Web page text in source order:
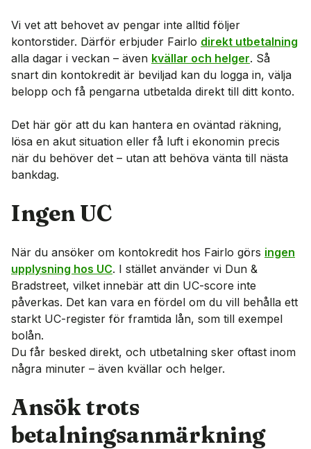
Vi vet att behovet av pengar inte alltid följer
kontorstider. Därför erbjuder Fairlo direkt utbetalning
alla dagar i veckan – även kvällar och helger. Så
snart din kontokredit är beviljad kan du logga in, välja
belopp och få pengarna utbetalda direkt till ditt konto.
Det här gör att du kan hantera en oväntad räkning,
lösa en akut situation eller få luft i ekonomin precis
när du behöver det – utan att behöva vänta till nästa
bankdag.
Ingen UC
När du ansöker om kontokredit hos Fairlo görs ingen
upplysning hos UC. I stället använder vi Dun &
Bradstreet, vilket innebär att din UC-score inte
påverkas. Det kan vara en fördel om du vill behålla ett
starkt UC-register för framtida lån, som till exempel
bolån.
Du får besked direkt, och utbetalning sker oftast inom
några minuter – även kvällar och helger.
Ansök trots
betalningsanmärkning